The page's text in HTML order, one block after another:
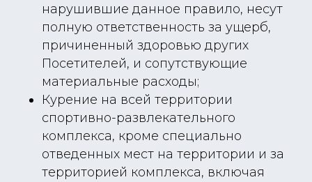
нарушившие данное правило, несут
полную ответственность за ущерб,
причиненный здоровью других
Посетителей, и сопутствующие
материальные расходы;
Курение на всей территории
спортивно-развлекательного
комплекса, кроме специально
отведенных мест на территории и за
территорией комплекса, включая
Получите
незабываемые
эмоции